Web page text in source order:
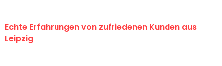
Echte Erfahrungen von zufriedenen Kunden aus
Leipzig